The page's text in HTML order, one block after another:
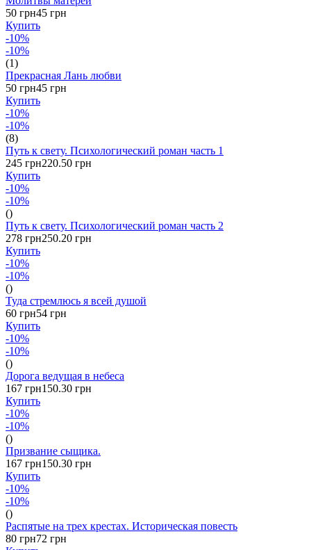
50 грн45 грн
Купить
-10%
-10%
(1)
Прекрасная Лань любви
50 грн45 грн
Купить
-10%
-10%
(8)
Путь к свету. Психологический роман часть 1
245 грн220.50 грн
Купить
-10%
-10%
()
Путь к свету. Психологический роман часть 2
278 грн250.20 грн
Купить
-10%
-10%
()
Туда стремлюсь я всей душой
60 грн54 грн
Купить
-10%
-10%
()
Дорога ведущая в небеса
167 грн150.30 грн
Купить
-10%
-10%
()
Призвание сыщика.
167 грн150.30 грн
Купить
-10%
-10%
()
Распятые на трех крестах. Историческая повесть
80 грн72 грн